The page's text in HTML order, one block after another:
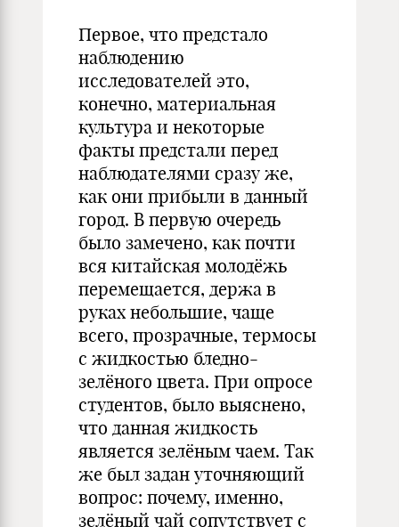
Первое, что предстало
наблюдению
исследователей это,
конечно, материальная
культура и некоторые
факты предстали перед
наблюдателями сразу же,
как они прибыли в данный
город. В первую очередь
было замечено, как почти
вся китайская молодёжь
перемещается, держа в
руках небольшие, чаще
всего, прозрачные, термосы
с жидкостью бледно-
зелёного цвета. При опросе
студентов, было выяснено,
что данная жидкость
является зелёным чаем. Так
же был задан уточняющий
вопрос: почему, именно,
зелёный чай сопутствует с